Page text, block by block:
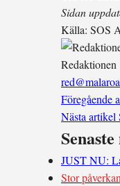
Sidan
Källa: SOS
Redaktionen
Föregående
Nästa artikel
JUST NU:
Stor